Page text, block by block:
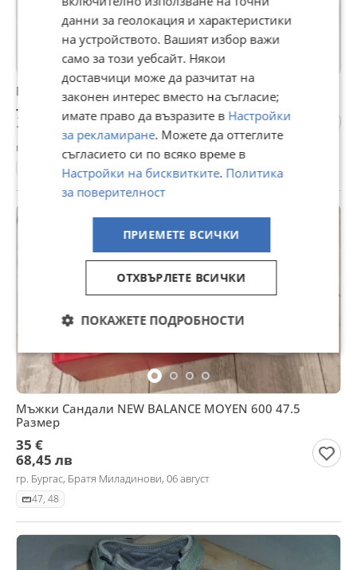
Мъжки сандали, номер 40,43,44,45, код 100006
7,06 €
13,81 лв
гр. София, Дружба 2, 06 август
40, 43, 44, 45 Спортни
Мъжки Сандали NEW BALANCE MOYEN 600 47.5
Размер
35 €
68,45 лв
гр. Бургас, Братя Миладинови, 06 август
47, 48
данни за геолокация и характеристики
на устройството. Вашият избор важи
само за този уебсайт. Някои
доставчици може да разчитат на
законен интерес вместо на съгласие;
имате право да възразите в Настройки
за рекламиране. Можете да оттеглите
съгласието си по всяко време в
Настройки на бисквитките. Политика
за поверителност
ПРИЕМЕТЕ ВСИЧКИ
ОТХВЪРЛЕТЕ ВСИЧКИ
ПОКАЖЕТЕ ПОДРОБНОСТИ